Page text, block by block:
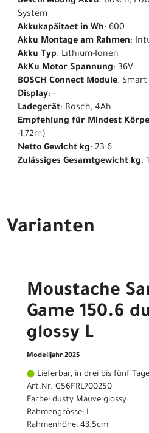
System
Akkukapäitaet in Wh: 600
Akku Montage am Rahmen:
Akku Typ: Lithium-Ionen
AkKu Motor Spannung: 36V
BOSCH Connect Module:
Display: -
Ladegerät: Bosch, 4Ah
Empfehlung für Mindest
-1,72m)
Netto Gewicht kg: 23.6
Zulässiges Gesamtgewicht kg:
Varianten
Moustache
Game 150.6
glossy L
Modelljahr 2025
Lieferbar, in drei bis fünf
Art.Nr. G56FRL700250
Farbe: dusty Mauve glossy
Rahmengrösse: L
Rahmenhöhe: 43.5cm